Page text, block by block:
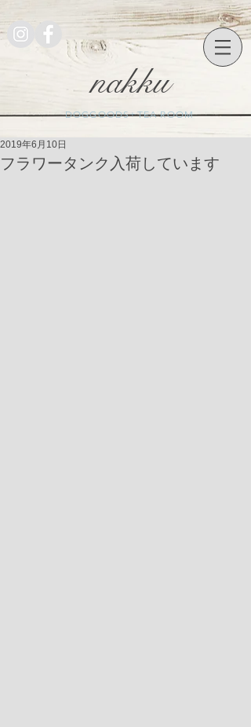
nakku
DOGGOODS+TEA ROOM
フラワータンク入荷しています
2019年6月10日